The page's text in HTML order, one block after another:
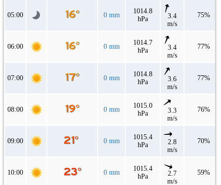
05:00 0 mm
1014.8
hPa
3.4
m/s
75%
06:00 0 mm
1014.7
hPa
3.4
m/s
77%
07:00 0 mm
1014.8
hPa
3.6
m/s
77%
08:00 0 mm
1015.0
hPa
3.3
m/s
76%
09:00 0 mm
1015.4
hPa
2.8
m/s
70%
10:00 0 mm
1015.4
hPa
2.7
m/s
59%